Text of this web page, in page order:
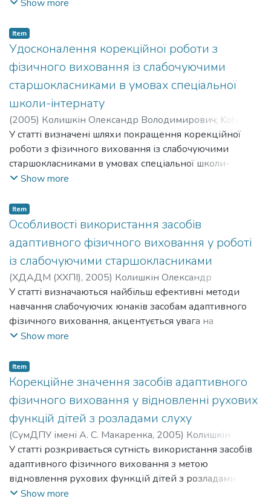
ґрунтуються на використанні спеціально розроблених
методів і форм застосування фізичних вправ.
Обґрунтовується комплексний вплив занять за
експериментальною методикою на розвиток
мовлення на підставі засвоєння фізкультурно-
спортивної термінології та функціональний стан
рухового аналізатора.
Show more
Item
Удосконалення корекційної роботи з
фізичного виховання із слабочуючими
старшокласниками в умовах спеціальної
школи-інтернату
(2005) Колишкін Олександр Володимирович; Kolyshkin
Oleksandr Volodymyrovych
У статті визначені шляхи покращення корекційної
роботи з фізичного виховання із слабочуючими
старшокласниками в умовах спеціальної школи-
інтернату за допомогою активізації позаурочної
засобів адаптивного фізичного виховання.
Конкретизовано сутність поняття “адаптивне фізичне
виховання” та визначено його корекційне значення в
контексті розвитку дітей з розладами слуху, доведено
його позитивний вплив на рухову сферу юнаків
означеної нозології.
Show more
Item
Особливості використання засобів
адаптивного фізичного виховання у роботі
із слабочуючими старшокласниками
(ХДАДМ (ХХПІ), 2005) Колишкін Олександр
Володимирович;Kolyshkin Oleksandr Volodymyrovych
У статті визначаються найбільш ефективні методи
навчання слабочуючих юнаків засобам адаптивного
фізичного виховання, акцентується увага на
особливостях їхнього використання. Обґрунтований
методикою на стан рухової сфери слабочуючих
старшокласників.
Show more
Item
Корекційне значення засобів адаптивного
фізичного виховання у відновленні рухових
функцій дітей з розладами слуху
(СумДПУ імені А. С. Макаренка, 2005) Колишкін
Олександр Володимирович;Kolyshkin Oleksandr
Volodymyrovych
У статті розкривається сутність використання засобів
адаптивного фізичного виховання з метою
відновлення рухових функцій дітей з розладами
слуху. Обґрунтовується їх корекційне значення у
Show more